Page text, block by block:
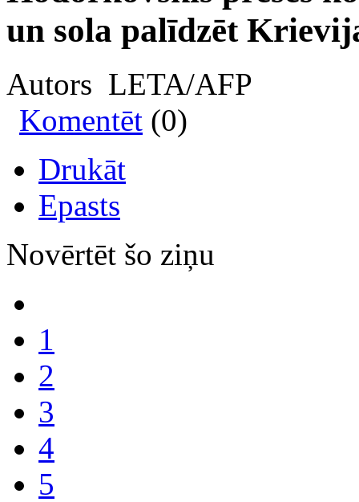
un sola palīdzēt
Autors LETA/AFP
Komentēt (0)
Drukāt
Epasts
Novērtēt šo ziņu
1
2
3
4
5